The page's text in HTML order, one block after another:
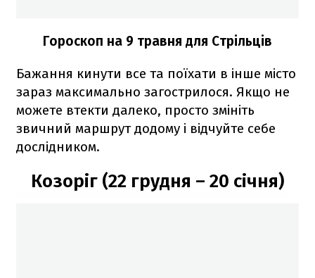
Гороскоп на 9 травня для Стрільців
Бажання кинути все та поїхати в інше місто
зараз максимально загострилося. Якщо не
можете втекти далеко, просто змініть
звичний маршрут додому і відчуйте себе
дослідником.
Козоріг (22 грудня – 20 січня)